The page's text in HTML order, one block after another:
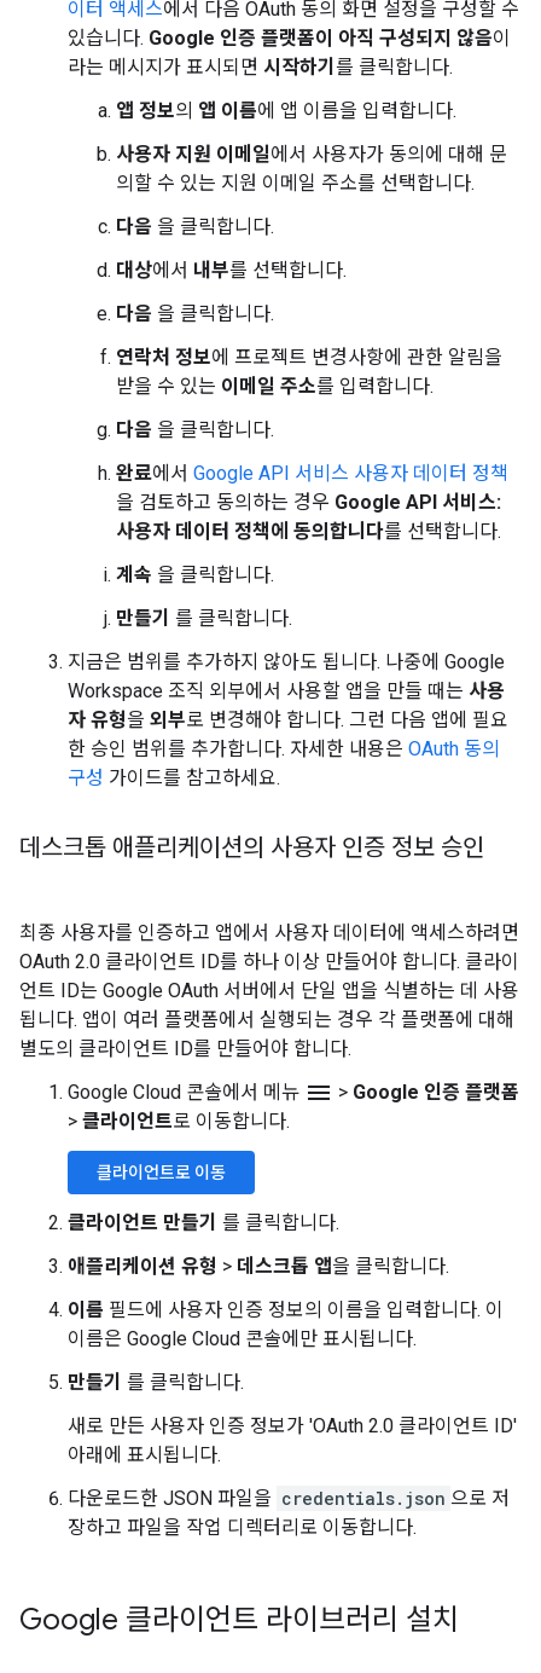
이터 액세스에서 다음 OAuth 동의 화면 설정을 구성할 수
있습니다. Google 인증 플랫폼이 아직 구성되지 않음이
라는 메시지가 표시되면 시작하기 를 클릭합니다.
앱 정보의 앱 이름에 앱 이름을 입력합니다.
사용자 지원 이메일에서 사용자가 동의에 대해 문
의할 수 있는 지원 이메일 주소를 선택합니다.
다음 을 클릭합니다.
대상에서 내부를 선택합니다.
다음 을 클릭합니다.
연락처 정보에 프로젝트 변경사항에 관한 알림을
받을 수 있는 이메일 주소를 입력합니다.
다음 을 클릭합니다.
완료에서 Google API 서비스 사용자 데이터 정책
을 검토하고 동의하는 경우 Google API 서비스:
사용자 데이터 정책에 동의합니다를 선택합니다.
계속 을 클릭합니다.
만들기 를 클릭합니다.
지금은 범위를 추가하지 않아도 됩니다. 나중에 Google
Workspace 조직 외부에서 사용할 앱을 만들 때는 사용
자 유형을 외부로 변경해야 합니다. 그런 다음 앱에 필요
한 승인 범위를 추가합니다. 자세한 내용은 OAuth 동의
구성 가이드를 참고하세요.
데스크톱 애플리케이션의 사용자 인증 정보 승인
최종 사용자를 인증하고 앱에서 사용자 데이터에 액세스하려면
OAuth 2.0 클라이언트 ID를 하나 이상 만들어야 합니다. 클라이
언트 ID는 Google OAuth 서버에서 단일 앱을 식별하는 데 사용
됩니다. 앱이 여러 플랫폼에서 실행되는 경우 각 플랫폼에 대해
별도의 클라이언트 ID를 만들어야 합니다.
Google Cloud 콘솔에서 메뉴 menu > Google 인증 플랫폼
> 클라이언트로 이동합니다.
클라이언트로 이동
클라이언트 만들기 를 클릭합니다.
애플리케이션 유형 > 데스크톱 앱을 클릭합니다.
이름 필드에 사용자 인증 정보의 이름을 입력합니다. 이
이름은 Google Cloud 콘솔에만 표시됩니다.
만들기 를 클릭합니다.
새로 만든 사용자 인증 정보가 'OAuth 2.0 클라이언트 ID'
아래에 표시됩니다.
다운로드한 JSON 파일을 credentials.json 으로 저
장하고 파일을 작업 디렉터리로 이동합니다.
Google 클라이언트 라이브러리 설치